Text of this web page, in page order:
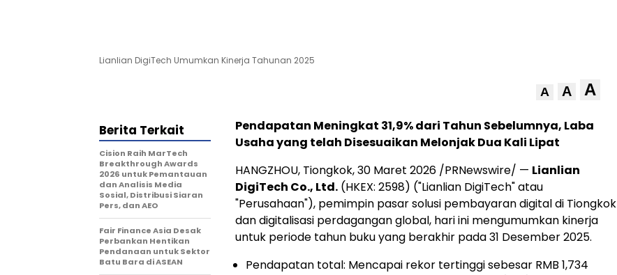
Lianlian DigiTech Umumkan Kinerja Tahunan 2025
A A A
Pendapatan Meningkat 31,9% dari Tahun Sebelumnya, Laba
Usaha yang telah Disesuaikan Melonjak Dua Kali Lipat
HANGZHOU, Tiongkok,30 Maret 2026 /PRNewswire/ — Lianlian
DigiTech Co., Ltd. (HKEX: 2598) ("Lianlian DigiTech" atau
"Perusahaan"), pemimpin pasar solusi pembayaran digital di Tiongkok
dan digitalisasi perdagangan global, hari ini mengumumkan kinerja
untuk periode tahun buku yang berakhir pada 31 Desember 2025.
Pendapatan total: Mencapai rekor tertinggi sebesar RMB 1,734
Berita Terkait
Cision Raih MarTech
Breakthrough Awards
2026 untuk Pemantauan
dan Analisis Media
Sosial, Distribusi Siaran
Pers, dan AEO
Fair Finance Asia Desak
Perbankan Hentikan
Pendanaan untuk Sektor
Batu Bara di ASEAN